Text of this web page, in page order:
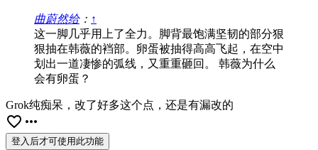
曲蔚然给： ↑
这一脚几乎用上了全力。脚背最饱满坚韧的部分狠
狠抽在韩薇的裆部。卵蛋被抽得高高飞起，在空中
划出一道凄惨的弧线，又重重砸回。 韩薇为什么
会有卵蛋？
Grok纯痴呆，改了好多这个点，还是有漏改的
favorite_border more_horiz
登入后才可使用此功能